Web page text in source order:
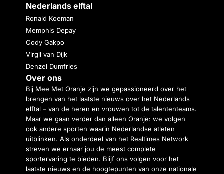
Nederlands elftal
Ronald Koeman
Memphis Depay
Cody Gakpo
Virgil van Dijk
Denzel Dumfries
Over ons
Bij Mee Met Oranje zijn we gepassioneerd over het
brengen van het laatste nieuws over het Nederlands
elftal – van de heren en vrouwen tot de talententeams.
Maar we gaan verder dan alleen Oranje: we volgen
ook andere sporten waarin Nederlandse atleten
uitblinken. Als onderdeel van het Realtimes Network
streven we ernaar jou de meest complete
sportervaring te bieden. Blijf ons volgen voor het
laatste nieuws en de hoogtepunten van onze nationale